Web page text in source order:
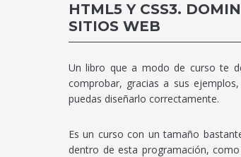
HTML5 Y CSS3.
SITIOS WEB
Un libro que a modo de curso te
comprobar, gracias a sus
puedas diseñarlo correctamente.
Es un curso con un tamaño
dentro de esta programación,